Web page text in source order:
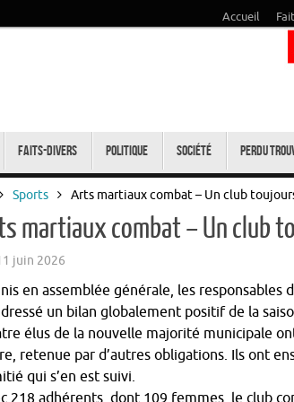
Accueil
Faits-Divers Politique Société Perdu
Accueil
Sports Arts martiaux combat – Un club
martiaux combat – Un club
juin 2026
en assemblée générale, les
un bilan globalement positif de la
élus de la nouvelle majorité municipale
retenue par d’autres obligations. Ils ont
qui s’en est suivi.
218 adhérents, dont 109 femmes, le club